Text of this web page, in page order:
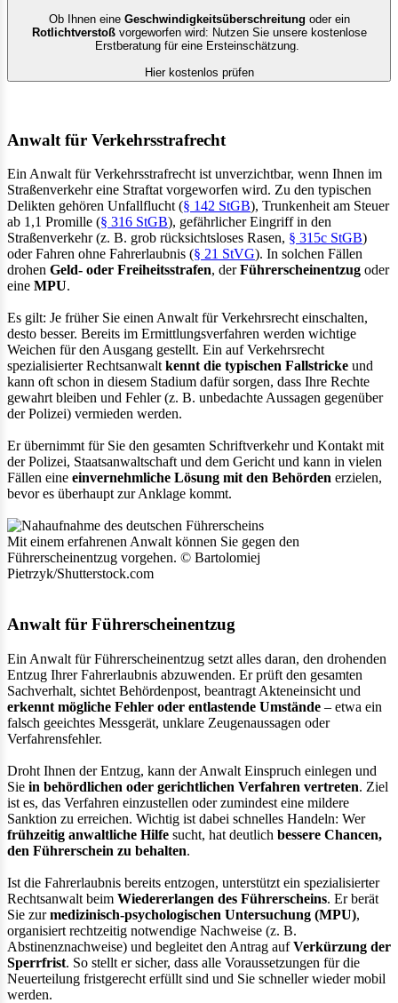
Ob Ihnen eine Geschwindigkeitsüberschreitung oder ein
Rotlichtverstoßvorgeworfen wird: Nutzen Sie unsere kostenlose
Erstberatung für eine Ersteinschätzung.
Hier kostenlos prüfen
Anwalt für Verkehrsstrafrecht
Ein Anwalt für Verkehrsstrafrecht ist unverzichtbar, wenn Ihnen im
Straßenverkehr eine Straftat vorgeworfen wird. Zu den typischen
Delikten gehören Unfallflucht (§ 142 StGB), Trunkenheit am Steuer
ab 1,1 Promille (§ 316 StGB), gefährlicher Eingriff in den
Straßenverkehr (z. B. grob rücksichtsloses Rasen, § 315c StGB)
oder Fahren ohne Fahrerlaubnis (§ 21 StVG). In solchen Fällen
drohen Geld- oder Freiheitsstrafen, derFührerscheinentzug oder
eine MPU.
Es gilt: Je früher Sie einen Anwalt für Verkehrsrecht einschalten,
desto besser. Bereits im Ermittlungsverfahren werden wichtige
Weichen für den Ausgang gestellt. Ein auf Verkehrsrecht
spezialisierter Rechtsanwalt kennt die typischen Fallstricke und
kann oft schon in diesem Stadium dafür sorgen, dass Ihre Rechte
gewahrt bleiben und Fehler (z. B. unbedachte Aussagen gegenüber
der Polizei) vermieden werden.
Er übernimmt für Sie den gesamten Schriftverkehr und Kontakt mit
der Polizei, Staatsanwaltschaft und dem Gericht und kann in vielen
Fällen eine einvernehmliche Lösung mit den Behörden erzielen,
bevor es überhaupt zur Anklage kommt.
Mit einem erfahrenen Anwalt können Sie gegen den
Führerscheinentzug vorgehen. © Bartolomiej
Pietrzyk/Shutterstock.com
Anwalt für Führerscheinentzug
Ein Anwalt für Führerscheinentzug setzt alles daran, den drohenden
Entzug Ihrer Fahrerlaubnis abzuwenden. Er prüft den gesamten
Sachverhalt, sichtet Behördenpost, beantragt Akteneinsicht und
erkennt mögliche Fehler oder entlastende Umstände – etwa ein
falsch geeichtes Messgerät, unklare Zeugenaussagen oder
Verfahrensfehler.
Droht Ihnen der Entzug, kann der Anwalt Einspruch einlegen und
Sie in behördlichen oder gerichtlichen Verfahren vertreten. Ziel
ist es, das Verfahren einzustellen oder zumindest eine mildere
Sanktion zu erreichen. Wichtig ist dabei schnelles Handeln: Wer
frühzeitig anwaltliche Hilfe sucht, hat deutlich bessere Chancen,
den Führerschein zu behalten.
Ist die Fahrerlaubnis bereits entzogen, unterstützt ein spezialisierter
Rechtsanwalt beim Wiedererlangen des Führerscheins. Er berät
Sie zurmedizinisch-psychologischen Untersuchung (MPU),
organisiert rechtzeitig notwendige Nachweise (z. B.
Abstinenznachweise) und begleitet den Antrag aufVerkürzung der
Sperrfrist. So stellt er sicher, dass alle Voraussetzungen für die
Neuerteilung fristgerecht erfüllt sind und Sie schneller wieder mobil
werden.